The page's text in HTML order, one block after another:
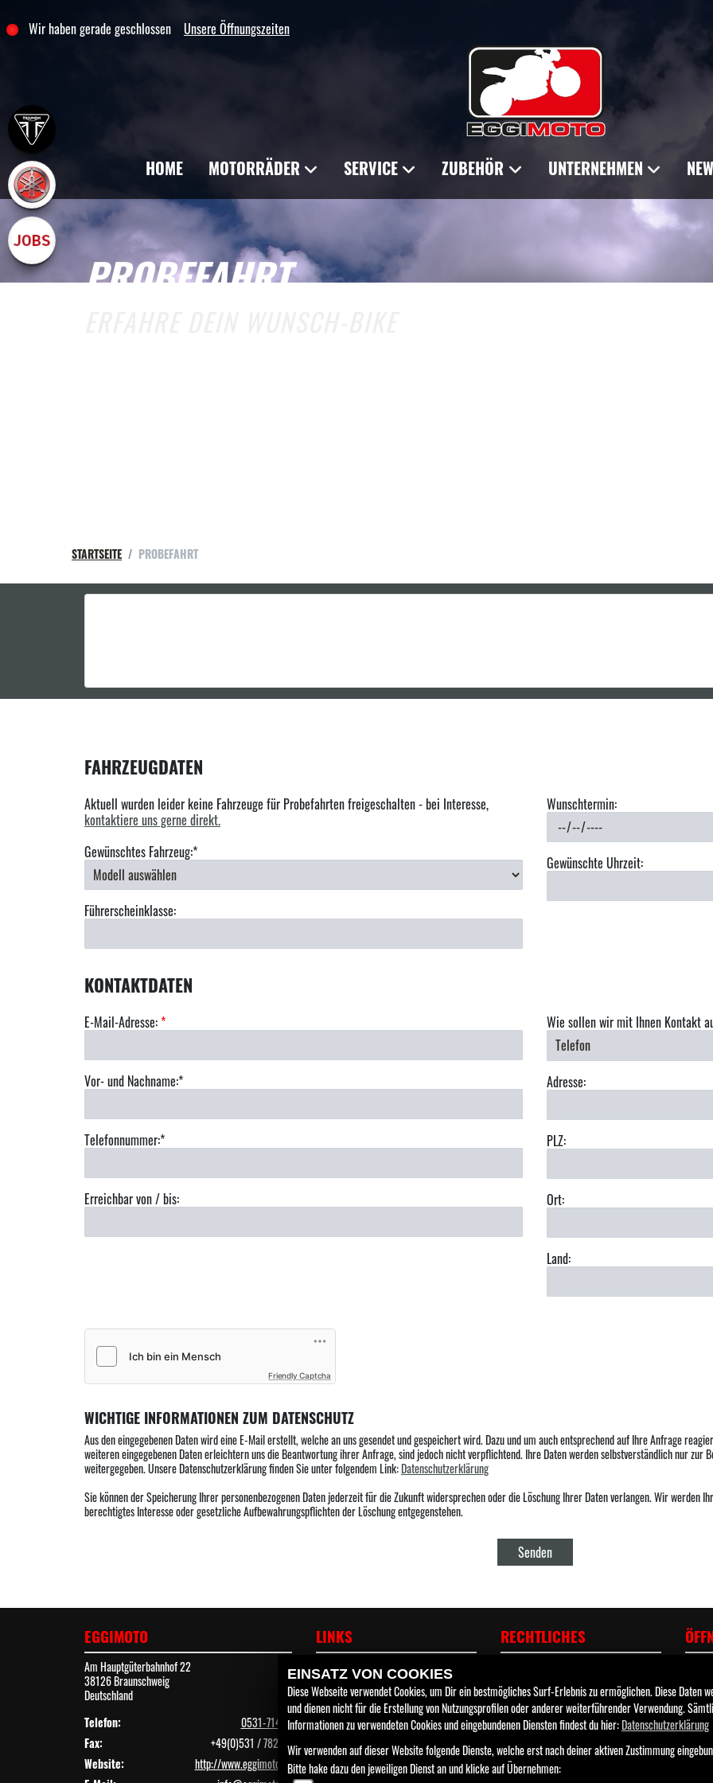
Wir haben gerade geschlossen Unsere Öffnungszeiten
HOME MOTORRÄDER SERVICE ZUBEHÖR UNTERNEHMEN
PROBEFAHRT
STARTSEITE PROBEFAHRT
FAHRZEUGDATEN
Aktuell wurden leider keine Fahrzeuge für Probefahrten freigeschalten - bei Interesse,
kontaktiere uns gerne direkt.
Gewünschtes Fahrzeug:*
Führerscheinklasse:
Wunschtermin:
Gewünschte Uhrzeit:
KONTAKTDATEN
E-Mail-Adresse:*
Vor- und Nachname:*
Telefonnummer:*
Erreichbar von / bis:
Wie sollen wir mit Ihnen Kontakt
Adresse:
PLZ:
Ort:
Land:
Friendly Captcha
WICHTIGE INFORMATIONEN ZUM DATENSCHUTZ
Aus den eingegebenen Daten wird eine E-Mail erstellt, welche an uns gesendet und gespeichert wird. Dazu und um auch entsprechend auf Ihre Anfrage
weiteren eingegebenen Daten erleichtern uns die Beantwortung ihrer Anfrage, sind jedoch nicht verpflichtend. Ihre Daten werden selbstverständlich nur
weitergegeben. Unsere Datenschutzerklärung finden Sie unter folgendem Link:Datenschutzerklärung
Sie können der Speicherung Ihrer personenbezogenen Daten jederzeit für die Zukunft widersprechen oder die Löschung Ihrer Daten verlangen. Wir werden
berechtigtes Interesse oder gesetzliche Aufbewahrungspflichten der Löschung entgegenstehen.
Senden
EGGIMOTO
Am Hauptgüterbahnhof 22
38126 Braunschweig
Deutschland
Telefon:
0531-71448
Fax:
+49(0)531 / 782 08
Website:
http://www.eggimoto.de
LINKS
Unternehmen
Neufahrzeuge
Gebrauchtfahrzeuge
Service
RECHTLICHES
Impressum
Datenschutz
Barrierefreiheit
EINSATZ VON COOKIES
Diese Webseite verwendet Cookies, um Dir ein bestmögliches Surf-Erlebnis zu ermöglichen. Diese Daten
und dienen nicht für die Erstellung von Nutzungsprofilen oder anderer weiterführender Verwendung.
Informationen zu verwendeten Cookies und eingebundenen Diensten findest du hier:Datenschutzerklärung
Wir verwenden auf dieser Website folgende Dienste, welche erst nach deiner aktiven Zustimmung
Bitte hake dazu den jeweiligen Dienst an und klicke auf Übernehmen: